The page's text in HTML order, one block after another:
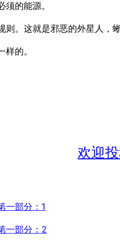
的能源。
。这就是邪恶的外星人，
的。
欢迎
一部分：1
一部分：2